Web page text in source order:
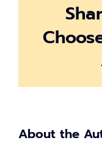
About the